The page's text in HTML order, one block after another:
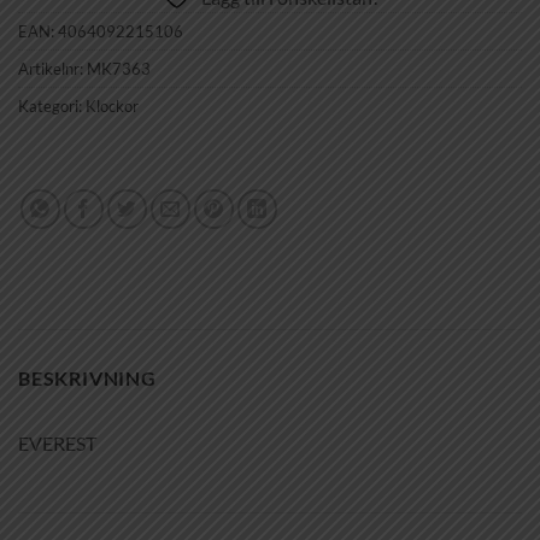
EAN: 4064092215106
Artikelnr: MK7363
Kategori: Klockor
BESKRIVNING
EVEREST